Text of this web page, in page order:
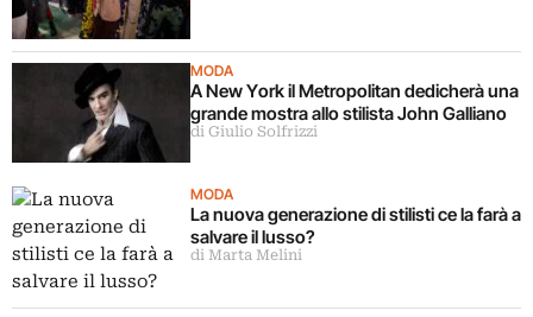
MODA
A New York il Metropolitan dedicherà una
grande mostra allo stilista John Galliano
di Giulio Solfrizzi
MODA
La nuova generazione di stilisti ce la farà a
salvare il lusso?
di Marta Melini